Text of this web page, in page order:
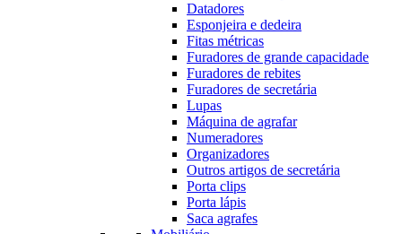
Datadores
Esponjeira e dedeira
Fitas métricas
Furadores de grande capacidade
Furadores de rebites
Furadores de secretária
Lupas
Máquina de agrafar
Numeradores
Organizadores
Outros artigos de secretária
Porta clips
Porta lápis
Saca agrafes